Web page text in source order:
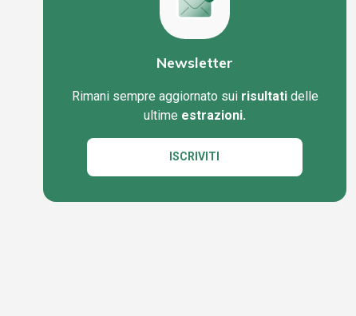
Newsletter
Rimani sempre aggiornato sui risultatidelle
ultime estrazioni.
ISCRIVITI